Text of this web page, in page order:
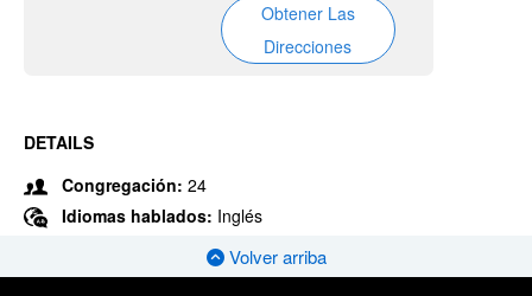
Obtener Las
Direcciones
DETAILS
Congregación: 24
Idiomas hablados: Inglés
Volver arriba